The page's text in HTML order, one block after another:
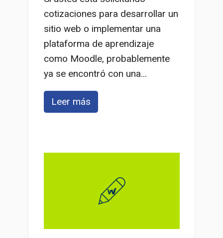
cotizaciones para desarrollar un
sitio web o implementar una
plataforma de aprendizaje
como Moodle, probablemente
ya se encontró con una...
Leer más